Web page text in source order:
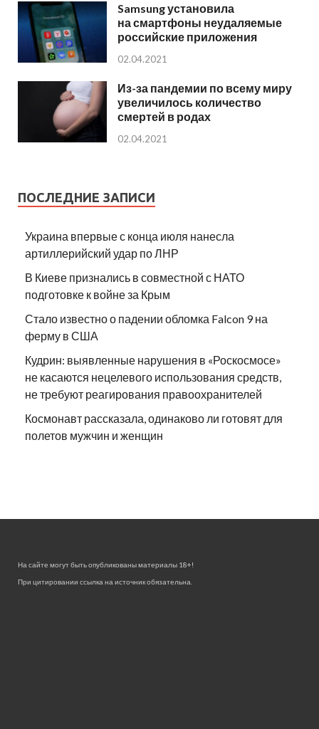
Samsung установила
на смартфоны неудаляемые
российские приложения
02.04.2021
Из-за пандемии по всему миру
увеличилось количество
смертей в родах
02.04.2021
ПОСЛЕДНИЕ ЗАПИСИ
Украина впервые с конца июля нанесла
артиллерийский удар по ЛНР
В Киеве признались в совместной с НАТО
подготовке к войне за Крым
Стало известно о падении обломка Falcon 9 на
ферму в США
Кудрин: выявленные нарушения в «Роскосмосе»
не касаются нецелевого использования средств,
не требуют реагирования правоохранителей
Космонавт рассказала, одинаково ли готовят для
полетов мужчин и женщин
На сайте могут быть опубликованы материалы 18+!
При цитировании ссылка на источник обязательна.